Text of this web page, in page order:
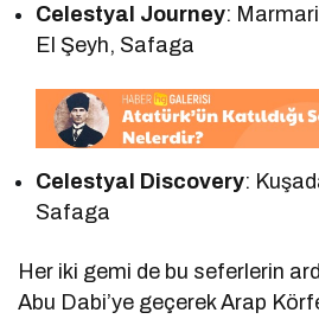
Celestyal Journey:
El Şeyh, Safaga
Celestyal Discovery:
Safaga
Her iki gemi de bu seferlerin
Abu Dabi’ye geçerek Arap